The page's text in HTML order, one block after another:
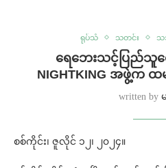
ရုပ်သံ သတင်း သ
ရေဘေးသင့်ပြည်သူတွ
NIGHTKING အဖွဲ့က ထ
written by
စစ်ကိုင်း၊ ဇူလိုင် ၁၂၊ ၂၀၂၄။